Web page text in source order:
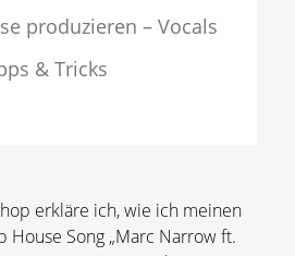
produzieren – Vocals
& Tricks
erkläre ich, wie ich meinen
House Song „Marc Narrow ft.